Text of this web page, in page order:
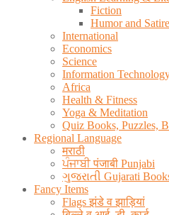
Fiction
Humor and Satire
International
Economics
Science
Information
Africa
Health & Fitness
Yoga & Meditation
Quiz Books, Puzzles,
Regional Language
मराठी
ਪੰਜਾਬੀ पंजाबी Punjabi
ગુજરાતી Gujarati
Fancy Items
Flags झंडे व झाड़ियां